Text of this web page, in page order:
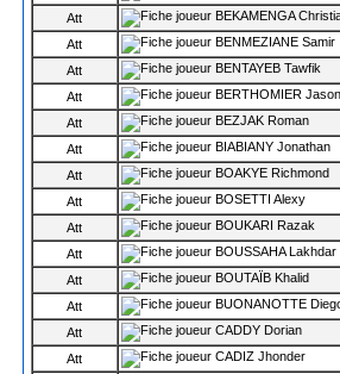
Att
BEKAMENGA
Att
BENMEZIANE Samir
Att
BENTAYEB Tawfik
Att
BERTHOMIER Jason
Att
BEZJAK Roman
Att
BIABIANY Jonathan
Att
BOAKYE Richmond
Att
BOSETTI Alexy
Att
BOUKARI Razak
Att
BOUSSAHA Lakhdar
Att
BOUTAÏB Khalid
Att
BUONANOTTE
Att
CADDY Dorian
Att
CADIZ Jhonder